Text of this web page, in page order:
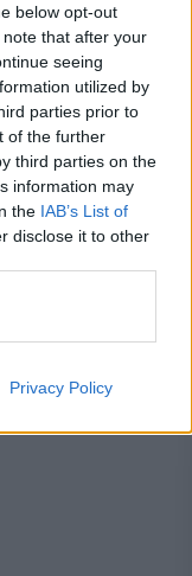
below opt-out
that after your
seeing
utilized by
parties prior to
of the further
third parties on the
information may
the IAB’s List of
disclose it to other
Privacy Policy
nu
Iohannis